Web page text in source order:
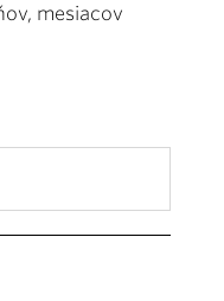
mesiacov